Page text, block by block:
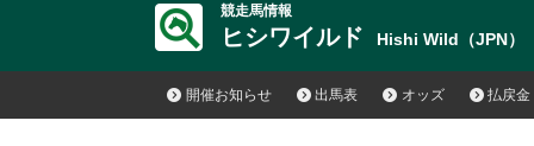
競走馬情報
ヒシワイルド Hishi Wild（JPN）
開催お知らせ 出馬表 オッズ 払戻金